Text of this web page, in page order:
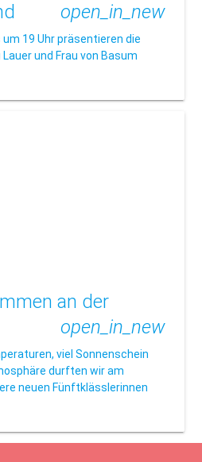
open_in_new
um 19 Uhr präsentieren die
und Frau von Basum
an der
open_in_new
viel Sonnenschein
durften wir am
neuen Fünftklässlerinnen